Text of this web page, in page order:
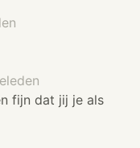
fijn dat jij je als